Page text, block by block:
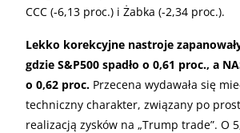
CCC (-6,13 proc.) i Żabka (-2,34 proc.).
Lekko korekcyjne nastroje
gdzie S&P500 spadło o 0,61 proc., a
o 0,62 proc. Przecena wydawała się
techniczny charakter, związany po
realizacją zysków na „Trump trade”. O